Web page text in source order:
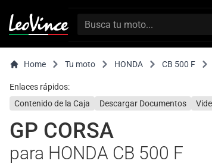
Home Tu moto HONDA CB 500 F
Enlaces rápidos:
Contenido de la Caja
Descargar Documentos
GP CORSA
para HONDA CB 500 F